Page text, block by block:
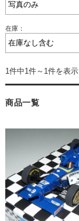
在庫：
1件中1件～1件を表示
商品一覧